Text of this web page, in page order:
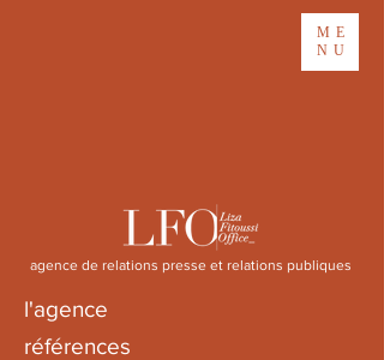
ME
NU
l'agence
références
agence de relations presse et relations publiques